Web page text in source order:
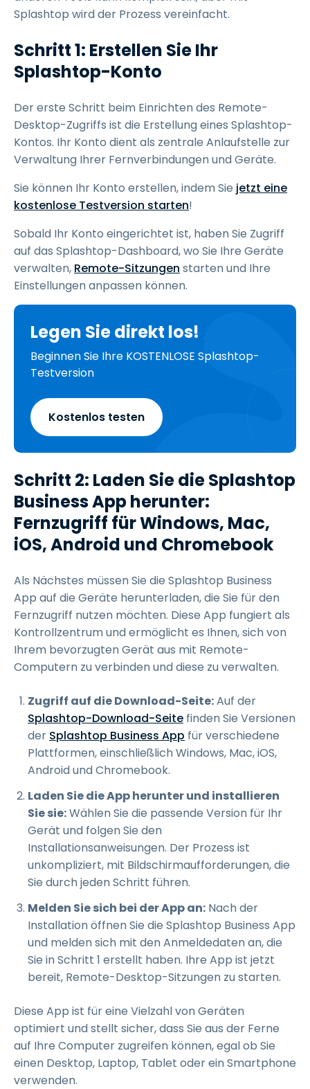
Splashtop wird der Prozess vereinfacht.
Schritt 1: Erstellen Sie Ihr
Splashtop-Konto
Der erste Schritt beim Einrichten des Remote-
Desktop-Zugriffs ist die Erstellung eines Splashtop-
Kontos. Ihr Konto dient als zentrale Anlaufstelle zur
Verwaltung Ihrer Fernverbindungen und Geräte.
Sie können Ihr Konto erstellen, indem Sie jetzt eine
kostenlose Testversion starten!
Sobald Ihr Konto eingerichtet ist, haben Sie Zugriff
auf das Splashtop-Dashboard, wo Sie Ihre Geräte
verwalten, Remote-Sitzungen starten und Ihre
Einstellungen anpassen können.
Legen Sie direkt los!
Beginnen Sie Ihre KOSTENLOSE Splashtop-
Testversion
Kostenlos testen
Schritt 2: Laden Sie die Splashtop
Business App herunter:
Fernzugriff für Windows, Mac,
iOS, Android und Chromebook
Als Nächstes müssen Sie die Splashtop Business
App auf die Geräte herunterladen, die Sie für den
Fernzugriff nutzen möchten. Diese App fungiert als
Kontrollzentrum und ermöglicht es Ihnen, sich von
Ihrem bevorzugten Gerät aus mit Remote-
Computern zu verbinden und diese zu verwalten.
Zugriff auf die Download-Seite:Auf der
Splashtop-Download-Seite finden Sie Versionen
der Splashtop Business App für verschiedene
Plattformen, einschließlich Windows, Mac, iOS,
Android und Chromebook.
Laden Sie die App herunter und installieren
Sie sie:Wählen Sie die passende Version für Ihr
Gerät und folgen Sie den
Installationsanweisungen. Der Prozess ist
unkompliziert, mit Bildschirmaufforderungen, die
Sie durch jeden Schritt führen.
Melden Sie sich bei der App an: Nach der
Installation öffnen Sie die Splashtop Business App
und melden sich mit den Anmeldedaten an, die
Sie in Schritt 1 erstellt haben. Ihre App ist jetzt
bereit, Remote-Desktop-Sitzungen zu starten.
Diese App ist für eine Vielzahl von Geräten
optimiert und stellt sicher, dass Sie aus der Ferne
auf Ihre Computer zugreifen können, egal ob Sie
einen Desktop, Laptop, Tablet oder ein Smartphone
verwenden.